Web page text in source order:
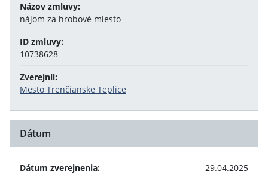
Názov zmluvy:
nájom za hrobové miesto
ID zmluvy:
10738628
Zverejnil:
Mesto Trenčianske Teplice
Dátum
Dátum zverejnenia:
29.04.2025